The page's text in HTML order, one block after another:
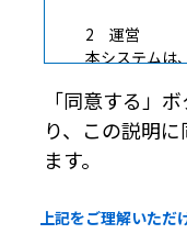
2 運営
本システムは
3 個人情報
用者の情報に
正に管理する
「同意する」
り、この説明
ます。
上記をご理解いただ